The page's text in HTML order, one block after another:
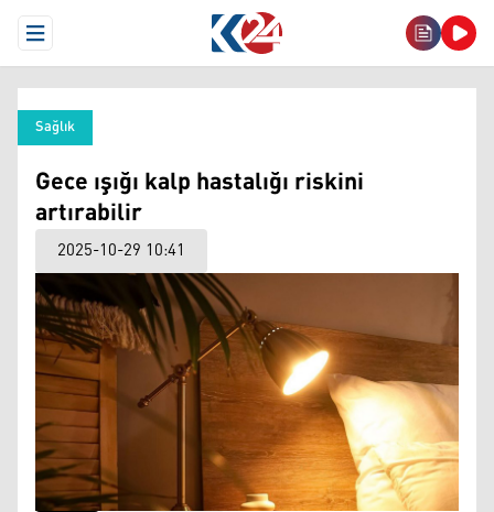
Open Menu
Sağlık
Gece ışığı kalp hastalığı riskini
artırabilir
2025-10-29 10:41